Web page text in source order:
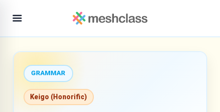
GRAMMAR
Keigo (Honorific)